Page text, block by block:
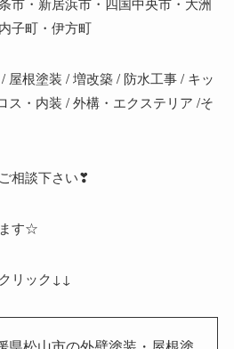
子町・伊方町
屋根塗装 / 増改築 / 防水工事 / キッ
ス・内装 / 外構・エクステリア /そ
相談下さい❣
す☆
リック↓↓